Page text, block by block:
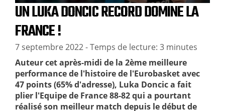
UN LUKA DONCIC RECORD DOMINE LA
FRANCE !
7 septembre 2022- Temps de lecture: 3 minutes
Auteur cet après-midi de la 2ème meilleure
performance de l'histoire de l'Eurobasket avec
47 points (65% d'adresse), Luka Doncic a fait
plier l'Equipe de France 88-82 qui a pourtant
réalisé son meilleur match depuis le début de